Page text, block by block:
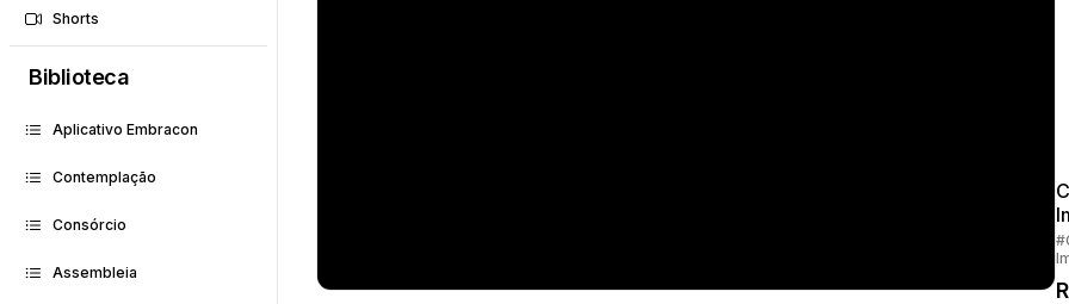
Shorts
Biblioteca
Aplicativo Embracon
Contemplação
Consórcio
Assembleia